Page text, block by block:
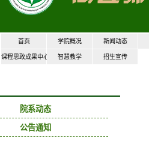
首页 学院概况 新闻动态
课程思政成果中心 智慧教学 招生宣传
院系动态
公告通知